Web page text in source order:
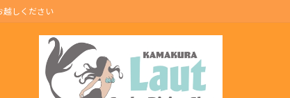
越しください